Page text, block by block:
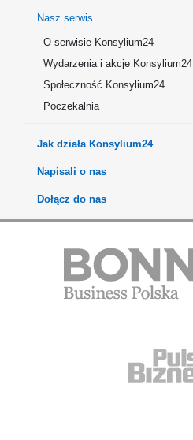
Nasz serwis
O serwisie Konsylium24
Wydarzenia i akcje Konsylium24
Społeczność Konsylium24
Poczekalnia
Jak działa Konsylium24
Napisali o nas
Dołącz do nas